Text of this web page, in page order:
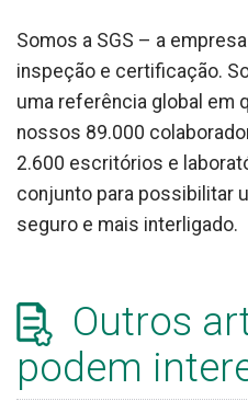
Somos a SGS – a
inspeção e certificação.
uma referência global em
nossos 89.000
2.600 escritórios e
conjunto para possibilitar
seguro e mais interligado.
Outros
podem